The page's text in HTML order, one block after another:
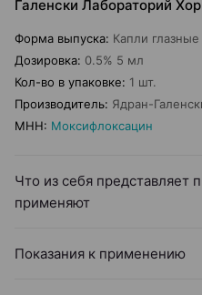
Галенски Лабораторий
Форма выпуска: Капли глазные
Дозировка: 0.5% 5 мл
Кол-во в упаковке: 1 шт.
Производитель: Ядран-
МНН: Моксифлоксацин
Что из себя представляет
применяют
Показания к применению